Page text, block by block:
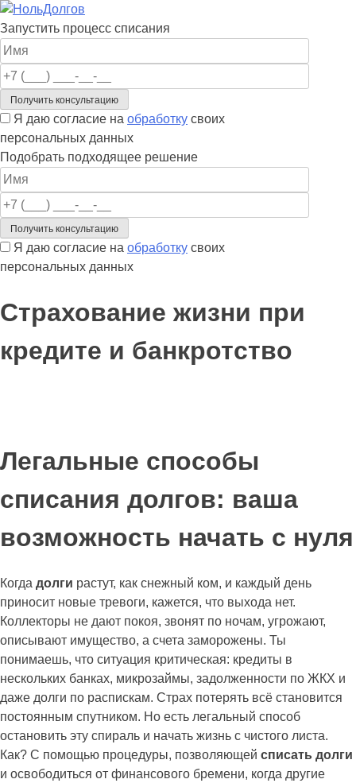
Skip
to
content
Запустить процесс списания
Я даю согласие на обработку своих
персональных данных
Подобрать подходящее решение
Я даю согласие на обработку своих
персональных данных
Страхование жизни при
кредите и банкротство
Легальные способы
списания долгов: ваша
возможность начать с нуля
Когда долги растут, как снежный ком, и каждый день
приносит новые тревоги, кажется, что выхода нет.
Коллекторы не дают покоя, звонят по ночам, угрожают,
описывают имущество, а счета заморожены. Ты
понимаешь, что ситуация критическая: кредиты в
нескольких банках, микрозаймы, задолженности по ЖКХ и
даже долги по распискам. Страх потерять всё становится
постоянным спутником. Но есть легальный способ
остановить эту спираль и начать жизнь с чистого листа.
Как? С помощью процедуры, позволяющей списать долги
и освободиться от финансового бремени, когда другие